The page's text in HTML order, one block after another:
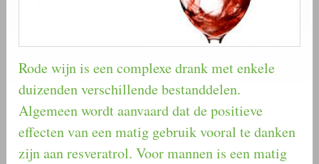
Rode wijn is een complexe drank met enkele
duizenden verschillende bestanddelen.
Algemeen wordt aanvaard dat de positieve
effecten van een matig gebruik vooral te danken
zijn aan resveratrol. Voor mannen is een matig